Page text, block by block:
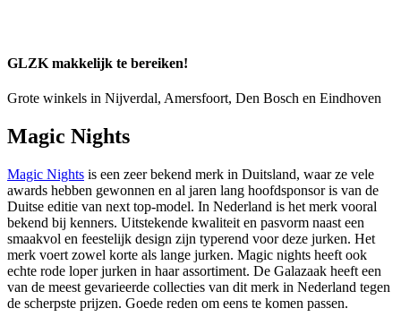
GLZK makkelijk te bereiken!
Grote winkels in Nijverdal, Amersfoort, Den Bosch en Eindhoven
Magic Nights
Magic Nights is een zeer bekend merk in Duitsland, waar ze vele
awards hebben gewonnen en al jaren lang hoofdsponsor is van de
Duitse editie van next top-model. In Nederland is het merk vooral
bekend bij kenners. Uitstekende kwaliteit en pasvorm naast een
smaakvol en feestelijk design zijn typerend voor deze jurken. Het
merk voert zowel korte als lange jurken. Magic nights heeft ook
echte rode loper jurken in haar assortiment. De Galazaak heeft een
van de meest gevarieerde collecties van dit merk in Nederland tegen
de scherpste prijzen. Goede reden om eens te komen passen.